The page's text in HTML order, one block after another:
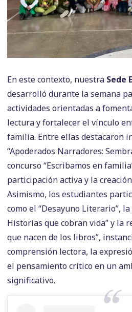
En este contexto, nuestra Sede
desarrolló durante la semana
actividades orientadas a
lectura y fortalecer el vínculo
familia. Entre ellas destacaron
“Apoderados Narradores:
concurso “Escribamos en
participación activa y la
Asimismo, los estudiantes
como el “Desayuno Literario”,
Historias que cobran vida” y la
que nacen de los libros”,
comprensión lectora, la
el pensamiento crítico en un
significativo.